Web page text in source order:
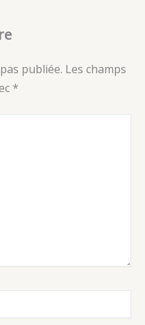
publiée. Les champs
*